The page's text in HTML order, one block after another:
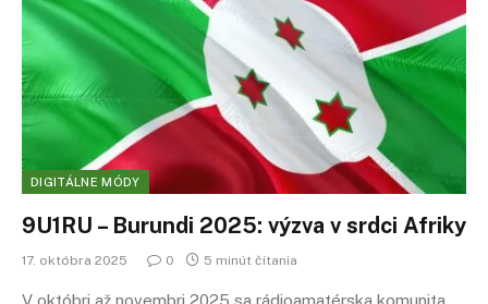
DIGITÁLNE MÓDY
9U1RU – Burundi 2025: výzva v srdci Afriky
17. októbra 2025 0 5 minút čítania
V októbri až novembri 2025 sa rádioamatérska komunita